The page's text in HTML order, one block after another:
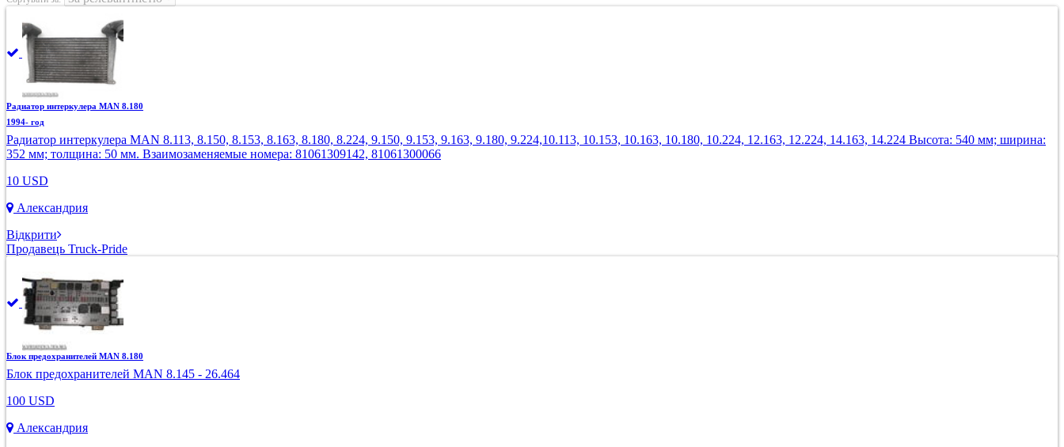
Радиатор интеркулера MAN 8.180
1994- год
Радиатор интеркулера MAN 8.113, 8.150, 8.153, 8.163, 8.180, 8.224, 9.150, 9.153, 9.163, 9.180, 9.224,10.113, 10.153, 10.163, 10.180, 10.224, 12.163, 12.224, 14.163, 14.224 Высота: 540 мм; ширина:
352 мм; толщина: 50 мм. Взаимозаменяемые номера: 81061309142, 81061300066
10 USD
Александрия
Відкрити
Продавець Truck-Pride
Блок предохранителей MAN 8.180
Блок предохранителей MAN 8.145 - 26.464
100 USD
Александрия